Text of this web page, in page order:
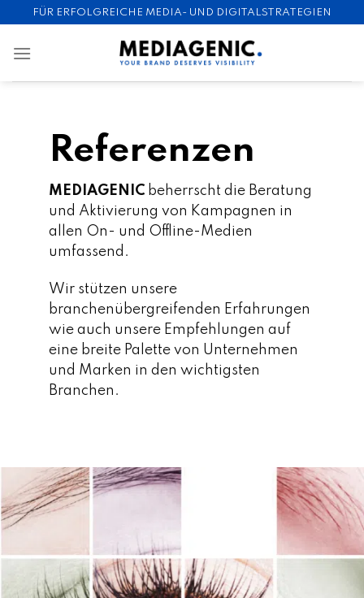
to
content
FÜR ERFOLGREICHE MEDIA- UND DIGITALSTRATEGIEN
Referenzen
MEDIAGENIC beherrscht die Beratung
und Aktivierung von Kampagnen in
allen On- und Offline-Medien
umfassend.
Wir stützen unsere
branchenübergreifenden Erfahrungen
wie auch unsere Empfehlungen auf
eine breite Palette von Unternehmen
und Marken in den wichtigsten
Branchen.